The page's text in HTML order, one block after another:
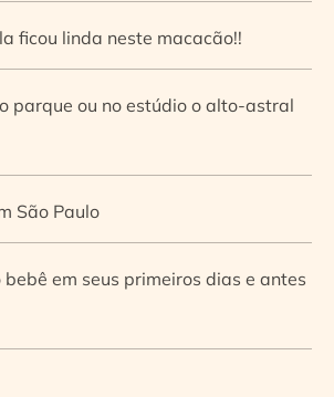
ficou linda neste macacão!!
parque ou no estúdio o alto-astral
São Paulo
em seus primeiros dias e antes